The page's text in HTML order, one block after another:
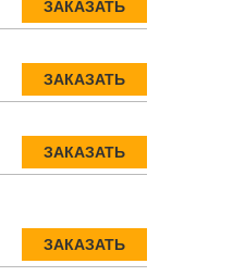
ЗАКАЗАТЬ
ЗАКАЗАТЬ
ЗАКАЗАТЬ
ЗАКАЗАТЬ